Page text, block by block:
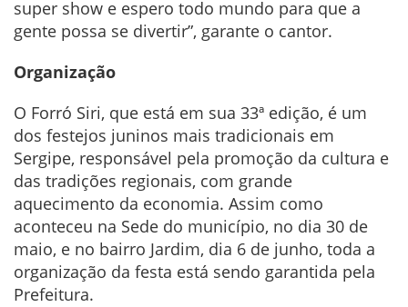
super show e espero todo mundo para que a
gente possa se divertir”, garante o cantor.
Organização
O Forró Siri, que está em sua 33ª edição, é um
dos festejos juninos mais tradicionais em
Sergipe, responsável pela promoção da cultura e
das tradições regionais, com grande
aquecimento da economia. Assim como
aconteceu na Sede do município, no dia 30 de
maio, e no bairro Jardim, dia 6 de junho, toda a
organização da festa está sendo garantida pela
Prefeitura.